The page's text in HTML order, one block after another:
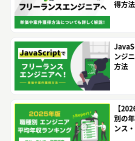
得方法
ンジ
方法
【
別の
ンス